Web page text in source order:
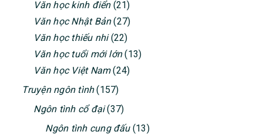
Văn học kinh điển(21)
Văn học Nhật Bản(27)
Văn học thiếu nhi(22)
Văn học tuổi mới lớn(13)
Văn học Việt Nam(24)
Truyện ngôn tình(157)
Ngôn tình cổ đại(37)
Ngôn tình cung đấu(13)